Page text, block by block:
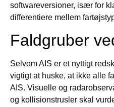
softwareversioner, især for
differentiere mellem
Faldgruber
Selvom AIS er et nyttigt
vigtigt at huske, at ikke alle
AIS. Visuelle og
og kollisionstrusler skal